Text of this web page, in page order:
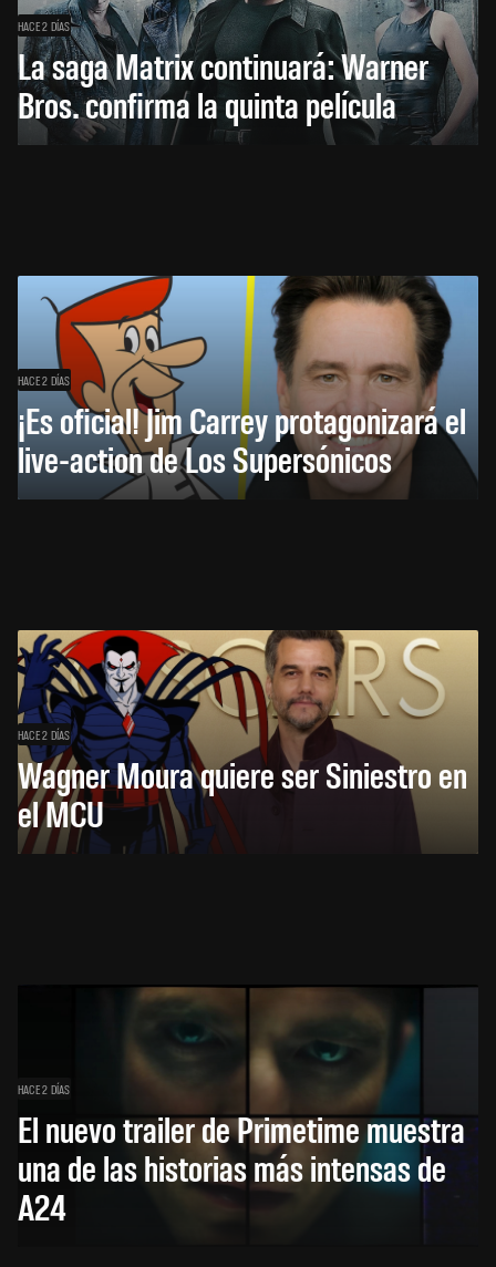
HACE 2 DÍAS
La saga Matrix continuará: Warner
Bros. confirma la quinta película
HACE 2 DÍAS
¡Es oficial! Jim Carrey protagonizará el
live-action de Los Supersónicos
HACE 2 DÍAS
Wagner Moura quiere ser Siniestro en
el MCU
HACE 2 DÍAS
El nuevo trailer de Primetime muestra
una de las historias más intensas de
A24